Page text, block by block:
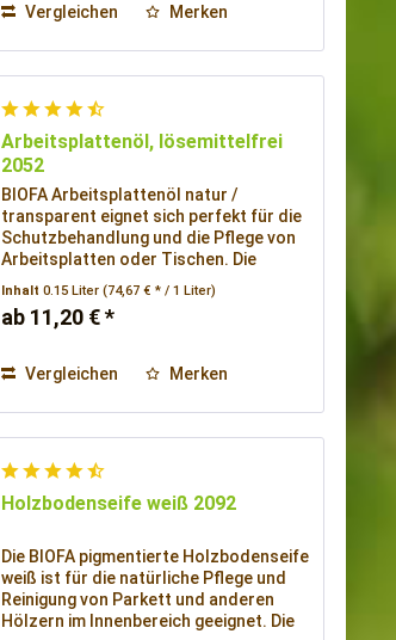
Vergleichen Merken
Arbeitsplattenöl, lösemittelfrei
2052
BIOFA Arbeitsplattenöl natur /
transparent eignet sich perfekt für die
Schutzbehandlung und die Pflege von
Arbeitsplatten oder Tischen. Die
natürliche Zusammensetzung schützt
vor eindringender Flüssigkeit.
Inhalt0.15 Liter(74,67 € * / 1 Liter)
ab 11,20 € *
Vergleichen Merken
Holzbodenseife weiß 2092
Die BIOFA pigmentierte Holzbodenseife
weiß ist für die natürliche Pflege und
Reinigung von Parkett und anderen
Hölzern im Innenbereich geeignet. Die